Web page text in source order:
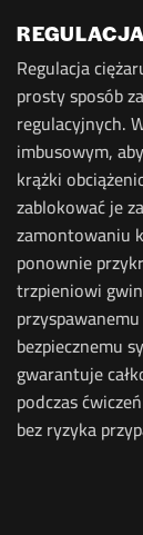
Regulacja
prosty sposób
regulacyjnych.
imbusowym,
krążki
zablokować je
zamontowaniu
ponownie
trzpieniowi
bezpiecznemu
gwarantuje
podczas
bez ryzyka